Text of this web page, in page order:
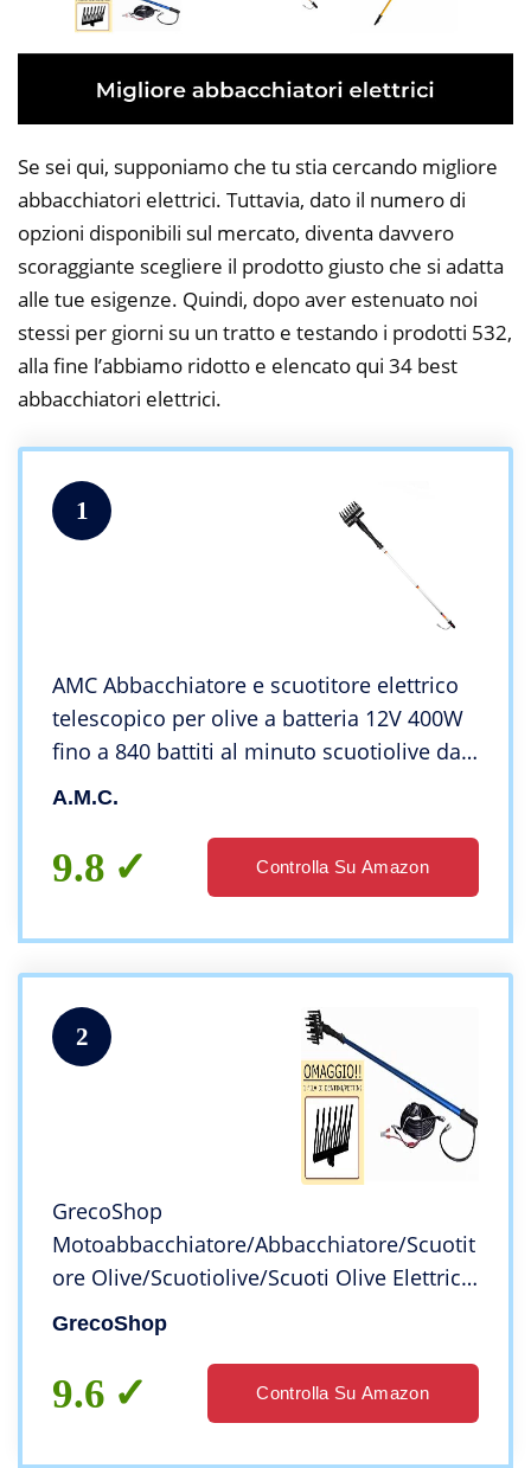
Se sei qui, supponiamo che tu stia cercando migliore
abbacchiatori elettrici. Tuttavia, dato il numero di
opzioni disponibili sul mercato, diventa davvero
scoraggiante scegliere il prodotto giusto che si adatta
alle tue esigenze. Quindi, dopo aver estenuato noi
stessi per giorni su un tratto e testando i prodotti 532,
alla fine l’abbiamo ridotto e elencato qui 34 best
abbacchiatori elettrici.
1
AMC Abbacchiatore e scuotitore elettrico
telescopico per olive a batteria 12V 400W
fino a 840 battiti al minuto scuotiolive dal
peso ridotto ergonomico e maneggevole
A.M.C.
9.8 Controlla Su Amazon
2
GrecoShop
Motoabbacchiatore/Abbacchiatore/Scuotit
ore Olive/Scuotiolive/Scuoti Olive Elettrico
12V – ZLOME04 (cod.:3411)
GrecoShop
9.6 Controlla Su Amazon